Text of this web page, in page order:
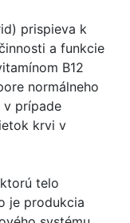
prispieva k
a funkcie
B12
normálneho
v prípade
krvi v
telo
je produkcia